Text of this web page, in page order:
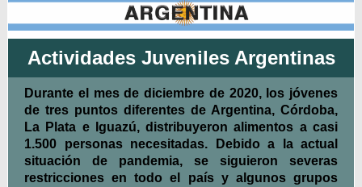
Actividades Juveniles Argentinas
Durante el mes de diciembre de 2020, los jóvenes
de tres puntos diferentes de Argentina, Córdoba,
La Plata e Iguazú, distribuyeron alimentos a casi
1.500 personas necesitadas. Debido a la actual
situación de pandemia, se siguieron severas
restricciones en todo el país y algunos grupos